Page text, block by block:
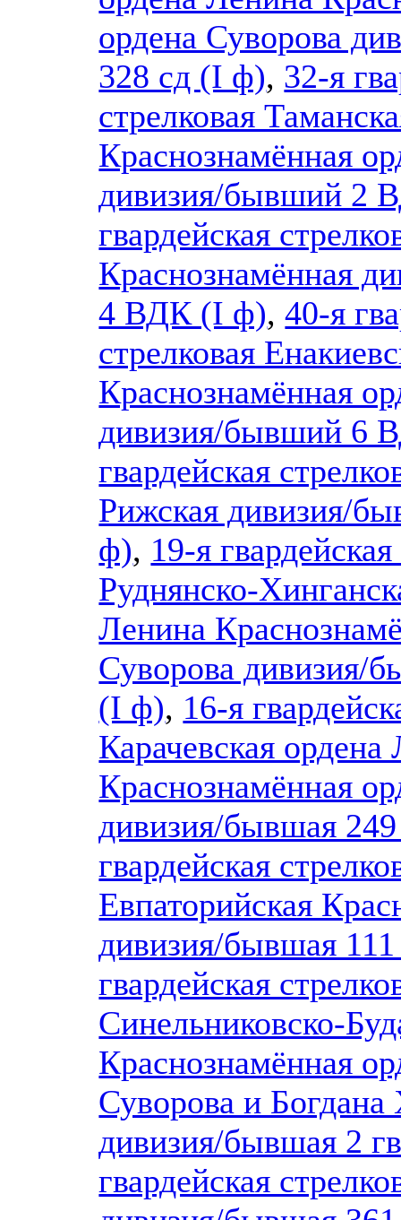
ордена Суворова
328 сд (I ф), 32-я
стрелковая
Краснознамённая
дивизия/бывший 2
гвардейская
Краснознамённая
4 ВДК (I ф),40-я
стрелковая
Краснознамённая
дивизия/бывший 6
гвардейская
Рижская дивизия/
ф), 19-я
Руднянско-
Ленина
Суворова дивизия/
(I ф), 16-я
Карачевская ордена
Краснознамённая
дивизия/бывшая
гвардейская
Евпаторийская
дивизия/бывшая
гвардейская
Синельниковско-
Краснознамённая
Суворова и
дивизия/бывшая 2
гвардейская